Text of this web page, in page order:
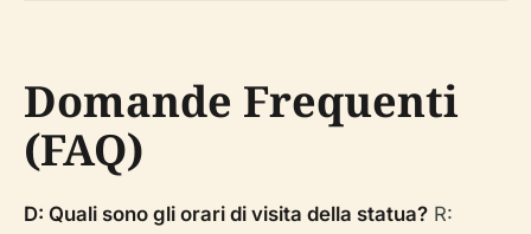
Domande Frequenti
(FAQ)
D: Quali sono gli orari di visita della statua? R: